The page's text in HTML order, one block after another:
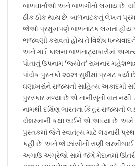
બાળવાર્તાઓ અને બાળગીતો લખાય છે.
ઠીક ઠીક થાય છે. બાળનાટકનું લેખન
જેઓ પ્રમુખપણે બાળનાટક લખતાં હોય
ભજવણી કરાવતાં હોય તે વિશેષ
અને ગઈ કાલના બાળનાટ્યકારોમાં
પોતાનું ઉપનામ ‘જ્યોત’ રાખનાર
પાંચેક પુસ્તકો ૨૦૨૧ સુધીમાં પ્રગટ
ઘણાખરાંને રાજ્યની સાહિત્ય
પુરસ્કાર મળ્યા છે એ નાનીસૂની વાત નથી.
નામથી દક્ષિણ ભારતના કિત્તુર રાજ્યની
ચેન્નમ્માની કથા લઈને એ આવ્યા છે. અમે
પુસ્તકમાં જેને સ્વાતંત્ર્ય માટે લડનારી
કહી છે. અને જે ઝાંસીની રાણી લક્ષ્મીબાઈ
અગાઉ અંગ્રેજો સામે જંગે મેદાનમાં ઊતરી